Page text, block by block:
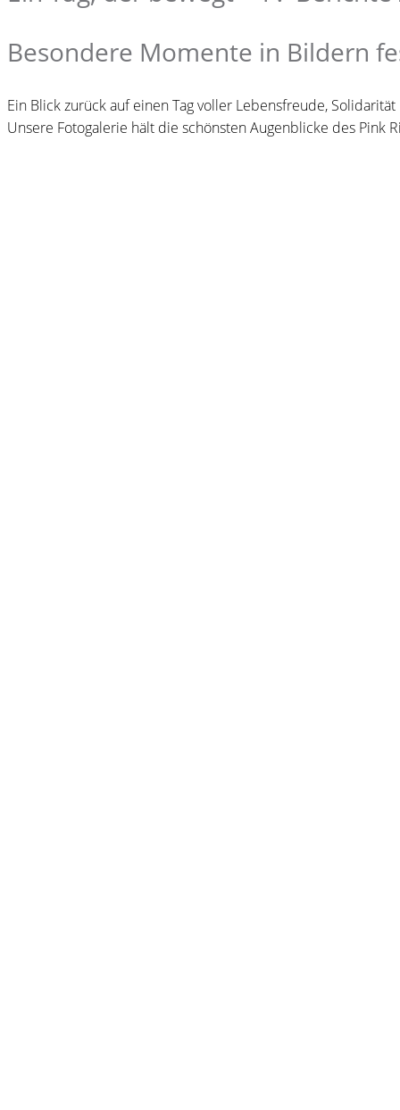
Besondere Momente in Bildern
Ein Blick zurück auf einen Tag voller Lebensfreude,
Unsere Fotogalerie hält die schönsten Augenblicke des Pink